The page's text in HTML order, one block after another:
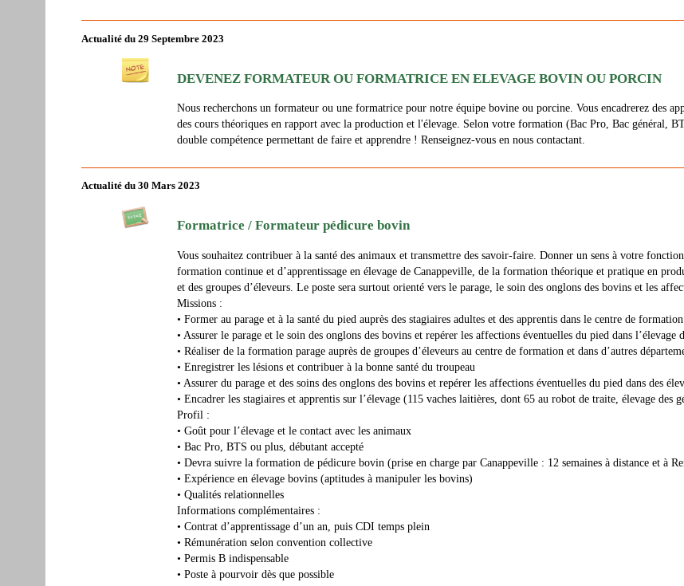
Actualité du 29 Septembre 2023
DEVENEZ FORMATEUR OU FORMATRICE EN ELEVAGE BOVIN OU PORCIN
Nous recherchons un formateur ou une formatrice pour notre équipe bovine ou porcine. Vous encadrerez des
des cours théoriques en rapport avec la production et l'élevage. Selon votre formation (Bac Pro, Bac général,
double compétence permettant de faire et apprendre ! Renseignez-vous en nous contactant.
Actualité du 30 Mars 2023
Formatrice / Formateur pédicure bovin
Vous souhaitez contribuer à la santé des animaux et transmettre des savoir-faire. Donner un sens à votre
formation continue et d’apprentissage en élevage de Canappeville, de la formation théorique et pratique en
et des groupes d’éleveurs. Le poste sera surtout orienté vers le parage, le soin des onglons des bovins et les
Missions :
• Former au parage et à la santé du pied auprès des stagiaires adultes et des apprentis dans le centre de formation.
• Assurer le parage et le soin des onglons des bovins et repérer les affections éventuelles du pied dans l’élevage
• Réaliser de la formation parage auprès de groupes d’éleveurs au centre de formation et dans d’autres
• Enregistrer les lésions et contribuer à la bonne santé du troupeau
• Assurer du parage et des soins des onglons des bovins et repérer les affections éventuelles du pied dans des
• Encadrer les stagiaires et apprentis sur l’élevage (115 vaches laitières, dont 65 au robot de traite, élevage des
Profil :
• Goût pour l’élevage et le contact avec les animaux
• Bac Pro, BTS ou plus, débutant accepté
• Devra suivre la formation de pédicure bovin (prise en charge par Canappeville : 12 semaines à distance et à
• Expérience en élevage bovins (aptitudes à manipuler les bovins)
• Qualités relationnelles
Informations complémentaires :
• Contrat d’apprentissage d’un an, puis CDI temps plein
• Rémunération selon convention collective
• Permis B indispensable
• Poste à pourvoir dès que possible